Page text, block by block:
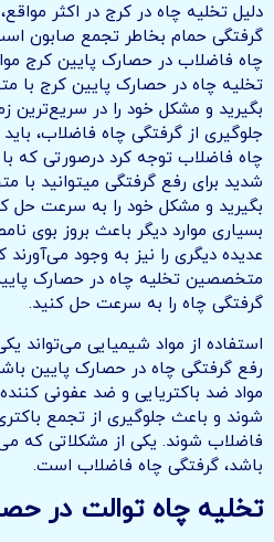
دلیل تخلیه چاه در کرج در اکثر
گرفتگی حمام بخاطر تجمع صابون
چاه فاضلاب در حصارک پایین کرج
تخلیه چاه در حصارک پایین کرج با
بگیرید و مشکل خود را در سریع‌ترین
جلوگیری از گرفتگی چاه فاضلاب،
چاه فاضلاب توجه کرد درصورتی که
شدید برای رفع گرفتگی میتوانید با
بگیرید و مشکل خود را به سرعت حل
بسیاری موارد دیگر باعث بروز بوی
عدیده دیگری را نیز به وجود می‌آورند
متخصصین تخلیه چاه در حصارک
گرفتگی چاه را به سرعت حل کنید.
استفاده از مواد شیمیایی می‌تواند
رفع گرفتگی چاه در حصارک پایین
مواد ضد باکتریایی و ضد عفونی
شوند و باعث جلوگیری از تجمع
فاضلاب شوند. یکی از مشکلاتی که
باشد، گرفتگی چاه فاضلاب است.
تخلیه چاه توالت در